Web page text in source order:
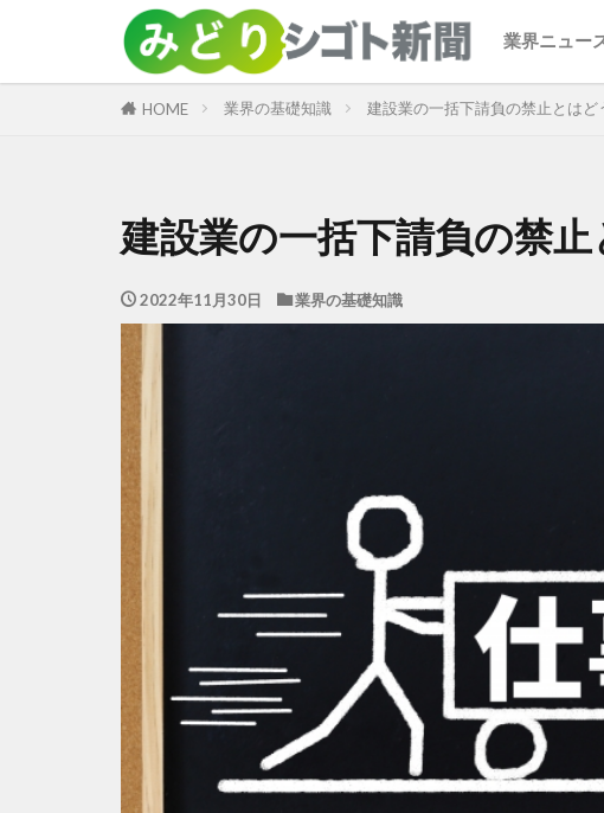
業界ニュー
HOME 業界の基礎知識 建設業の一括下請負の禁止とはど
建設業の一括下請負の禁
2022年11月30日 業界の基礎知識